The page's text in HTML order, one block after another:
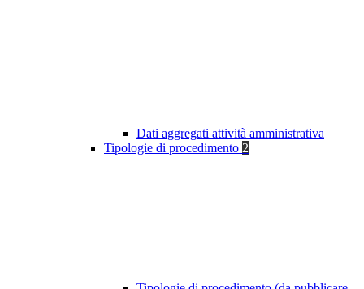
Dati aggregati attività amministrativa
Tipologie di procedimento 2